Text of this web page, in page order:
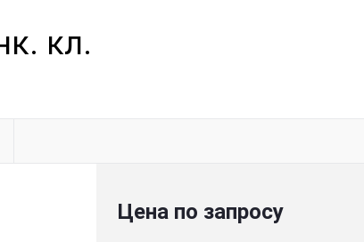
кл.
Цена по запросу